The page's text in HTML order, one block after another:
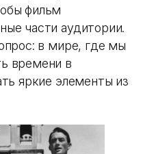
фильм
части аудитории.
в мире, где мы
времени в
яркие элементы из